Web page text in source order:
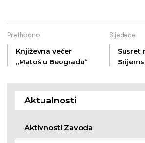
Prethodno
Književna večer
„Matoš u Beogradu“
Sljedeće
Susret
Aktualnosti
Aktivnosti Zavoda